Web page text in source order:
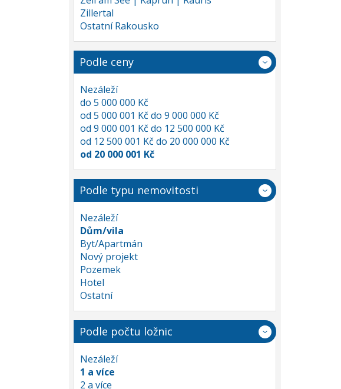
Zillertal
Ostatní Rakousko
Podle ceny
Nezáleží
do 5 000 000 Kč
od 5 000 001 Kč do 9 000 000 Kč
od 9 000 001 Kč do 12 500 000 Kč
od 12 500 001 Kč do 20 000 000 Kč
od 20 000 001 Kč
Podle typu nemovitosti
Nezáleží
Dům/vila
Byt/Apartmán
Nový projekt
Pozemek
Hotel
Ostatní
Podle počtu ložnic
Nezáleží
1 a více
2 a více